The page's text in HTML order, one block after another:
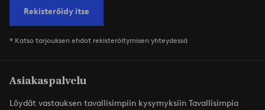
Rekisteröidy itse
* Katso tarjouksen ehdot rekisteröitymisen yhteydessä
Asiakaspalvelu
Löydät vastauksen tavallisimpiin kysymyksiin Tavallisimpia